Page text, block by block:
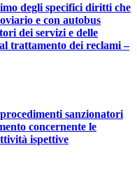
degli specifici diritti che
e con autobus
dei servizi e delle
trattamento dei reclami –
sanzionatori
concernente le
ispettive